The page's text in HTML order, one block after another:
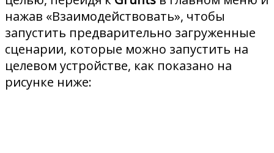
нажав «Взаимодействовать», чтобы
запустить предварительно загруженные
сценарии, которые можно запустить на
целевом устройстве, как показано на
рисунке ниже: